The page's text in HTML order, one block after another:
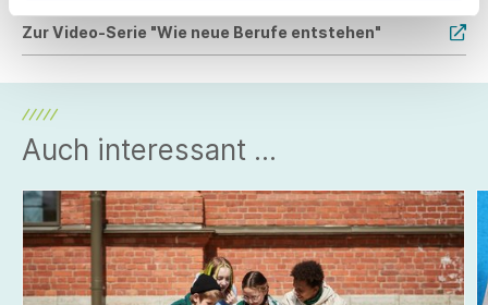
Zur Video-Serie "Wie neue Berufe entstehen"
Auch interessant ...